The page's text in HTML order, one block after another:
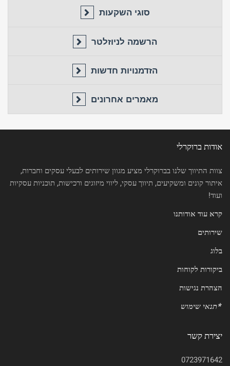
סוגי השקעות
הרשמה לניוזלטר
הזדמנויות חדשות
מאמרים אחרונים
אודות ברוקרלי
צוות התיווך שלנו בברוקרלי מציע מגוון שירותים לבעלי עסקים וחברות,
איתור קונים ומשקיעים, תיווך עסקי, ליווי מיזוגים ורכישות, תוכניות עסקיות
ועוד!
קרא עוד אודותנו
שירותים
בלוג
ביקורות לקוחות
הצהרת נגישות
*תנאי שימוש
יצירת קשר
0723971642